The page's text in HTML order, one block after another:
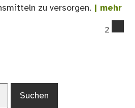
zu versorgen. | mehr
2